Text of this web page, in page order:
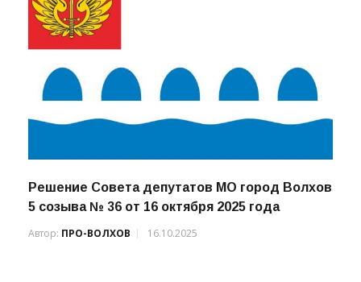
Решение Совета депутатов МО город Волхов
5 созыва № 36 от 16 октября 2025 года
Автор: ПРО-ВОЛХОВ 16.10.2025